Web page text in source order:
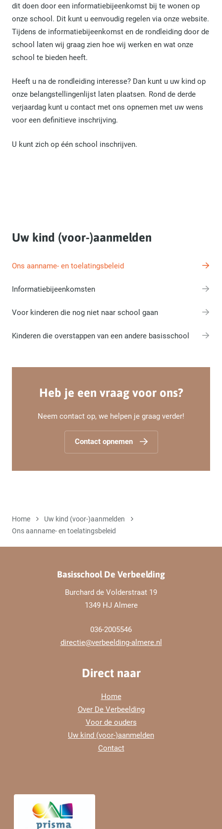
dit doen door een informatiebijeenkomst bij te wonen op
onze school. Dit kunt u eenvoudig regelen via onze website.
Tijdens de informatiebijeenkomst en de rondleiding door de
school laten wij graag zien hoe wij werken en wat onze
school te bieden heeft.
Heeft u na de rondleiding interesse? Dan kunt u uw kind op
onze belangstellingenlijst laten plaatsen. Rond de derde
verjaardag kunt u contact met ons opnemen met uw wens
voor een definitieve inschrijving.
U kunt zich op één school inschrijven.
Uw kind (voor-)aanmelden
Ons aanname- en toelatingsbeleid
Informatiebijeenkomsten
Voor kinderen die nog niet naar school gaan
Kinderen die overstappen van een andere basisschool
Heb je een vraag voor ons?
Neem contact op, we helpen je graag verder!
Contact opnemen
Home
Uw kind (voor-)aanmelden
Ons aanname- en toelatingsbeleid
Basisschool De Verbeelding
Burchard de Volderstraat 19
1349 HJ Almere
036-2005546
directie@verbeelding-almere.nl
Direct naar
Home
Over De Verbeelding
Voor de ouders
Uw kind (voor-)aanmelden
Contact